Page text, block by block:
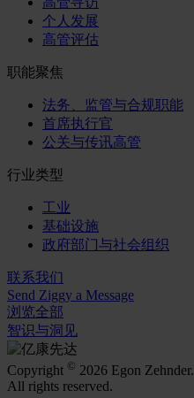
个人发展
高管评估
职能聚焦
法务、监管与合规职能
首席执行官
公关与传讯高管
行业类型
工业
基础设施
政府部门与社会组织
联系我们
Send Ziggy a Message
浏览全部
智识与洞见
Copyright © 2026 Egon Zehnder.
All rights reserved.